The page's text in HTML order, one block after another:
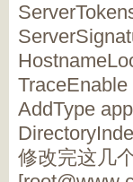
TraceEnable
AddType
修改完这几